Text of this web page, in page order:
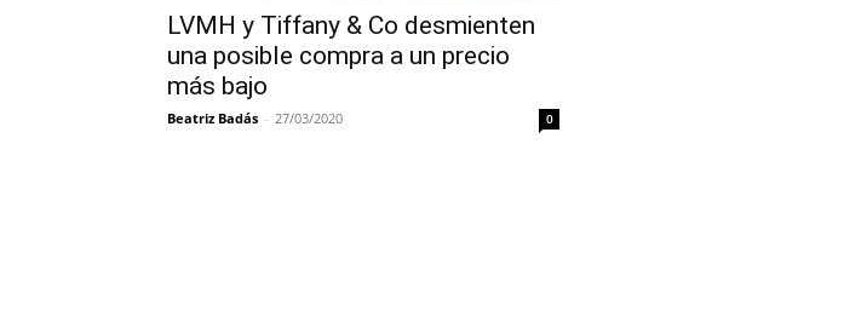
LVMH y Tiffany & Co desmienten
una posible compra a un precio
más bajo
Beatriz Badás - 27/03/2020 0